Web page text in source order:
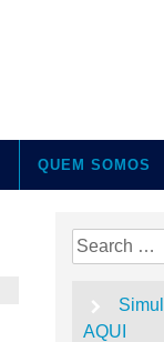
QUEM SOMOS
AQUI